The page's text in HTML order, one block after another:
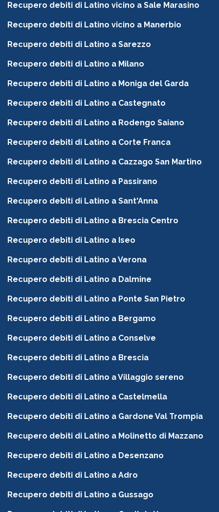
Recupero debiti di Latino vicino a Sale Marasino
Recupero debiti di Latino vicino a Manerbio
Recupero debiti di Latino a Sarezzo
Recupero debiti di Latino a Milano
Recupero debiti di Latino a Moniga del Garda
Recupero debiti di Latino a Castegnato
Recupero debiti di Latino a Rodengo Saiano
Recupero debiti di Latino a Corte Franca
Recupero debiti di Latino a Cazzago San Martino
Recupero debiti di Latino a Passirano
Recupero debiti di Latino a Sant'Anna
Recupero debiti di Latino a Brescia Centro
Recupero debiti di Latino a Iseo
Recupero debiti di Latino a Verona
Recupero debiti di Latino a Dalmine
Recupero debiti di Latino a Ponte San Pietro
Recupero debiti di Latino a Bergamo
Recupero debiti di Latino a Conselve
Recupero debiti di Latino a Brescia
Recupero debiti di Latino a Villaggio sereno
Recupero debiti di Latino a Castelmella
Recupero debiti di Latino a Gardone Val Trompia
Recupero debiti di Latino a Molinetto di Mazzano
Recupero debiti di Latino a Desenzano
Recupero debiti di Latino a Adro
Recupero debiti di Latino a Gussago